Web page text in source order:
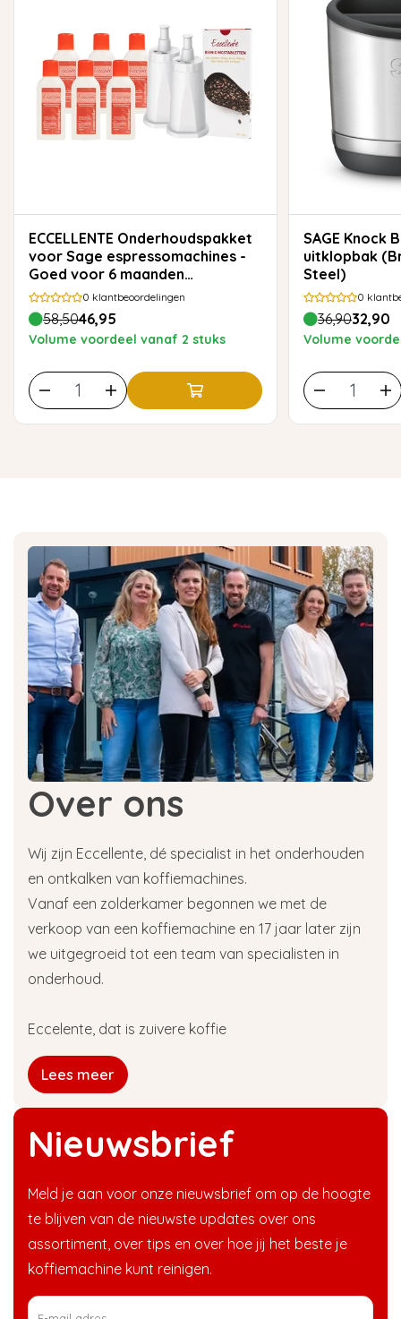
ECCELLENTE Onderhoudspakket
voor Sage espressomachines -
Goed voor 6 maanden
onderhoud
0 klantbeoordelingen
58,5046,95
Volume voordeel vanaf 2 stuks
SAGE Knock Box 10 – RVS
uitklopbak
Steel)
0
36,9032,90
Volume
Nieuwsbrief
Meld je aan voor onze nieuwsbrief om op de hoogte
te blijven van de nieuwste updates over ons
assortiment, over tips en over hoe jij het beste je
koffiemachine kunt reinigen.
Over ons
Wij zijn Eccellente, dé specialist in het onderhouden
en ontkalken van koffiemachines.
Vanaf een zolderkamer begonnen we met de
verkoop van een koffiemachine en 17 jaar later zijn
we uitgegroeid tot een team van specialisten in
onderhoud.
Eccelente, dat is zuivere koffie
Lees meer